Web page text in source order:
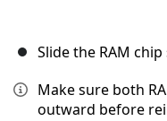
Slide the RAM
Make sure both
outward before